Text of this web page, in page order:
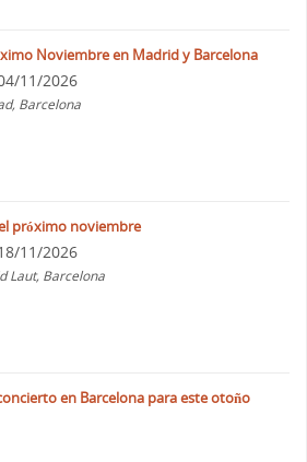
Noviembre en Madrid y Barcelona
11/2026
Barcelona
próximo noviembre
11/2026
Laut, Barcelona
en Barcelona para este otoño